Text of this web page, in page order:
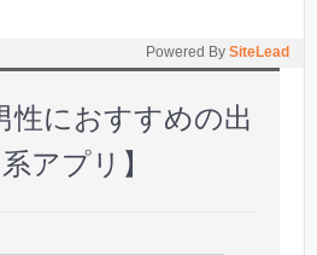
Powered By SiteLead
性におすすめの出
アプリ】